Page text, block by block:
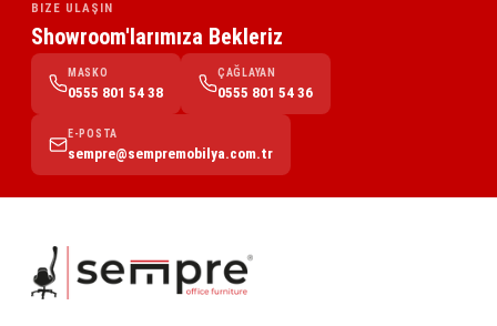
BIZE ULAŞIN
Showroom'larımıza Bekleriz
MASKO
0555 801 54 38
ÇAĞLAYAN
0555 801 54 36
E-POSTA
sempre@sempremobilya.com.tr